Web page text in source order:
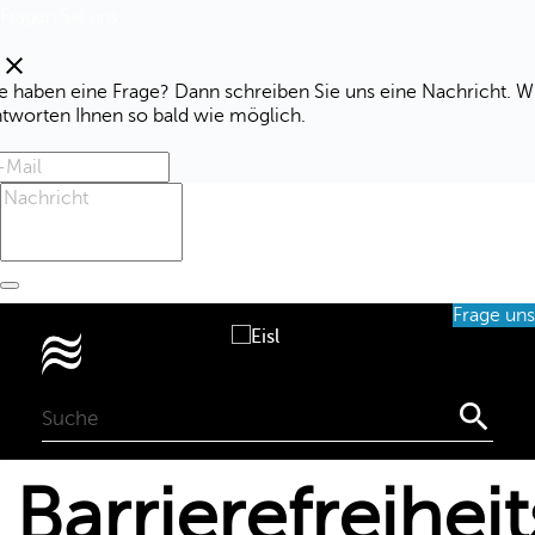
clear
haben eine Frage? Dann schreiben Sie uns eine Nachricht.
Ihnen so bald wie möglich.
Frage uns
